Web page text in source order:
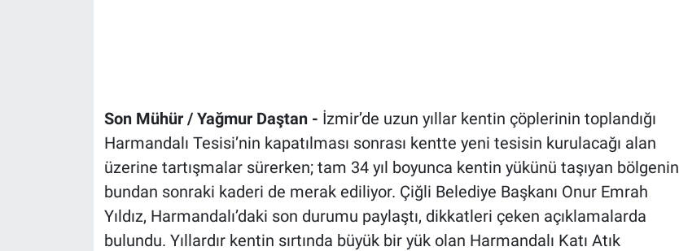
Son Mühür / Yağmur Daştan - İzmir’de uzun yıllar kentin çöplerinin toplandığı
Harmandalı Tesisi’nin kapatılması sonrası kentte yeni tesisin kurulacağı alan
üzerine tartışmalar sürerken; tam 34 yıl boyunca kentin yükünü taşıyan bölgenin
bundan sonraki kaderi de merak ediliyor. Çiğli Belediye Başkanı Onur Emrah
Yıldız, Harmandalı’daki son durumu paylaştı, dikkatleri çeken açıklamalarda
bulundu. Yıllardır kentin sırtında büyük bir yük olan Harmandalı Katı Atık